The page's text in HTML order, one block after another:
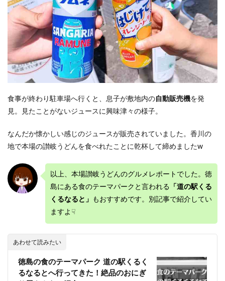
食事が終わり駐車場へ行くと、息子が敷地内の自動販売機を発
見。見たことがないジュースに興味津々の様子。
なんだか懐かしい感じのジュースが販売されていました。香川の
地で本場の讃岐うどんを食べれたことに乾杯して締めましたw
以上、本場讃岐うどんのグルメレポートでした。徳
島にある食のテーマパークと言われる 「道の駅くる
くるなると」
もおすすめです。別記事で紹介してい
ますよ☟
あわせて読みたい
徳島の食のテーマパーク 道の駅くるく
るなるとへ行ってきた！絶品のおにぎ